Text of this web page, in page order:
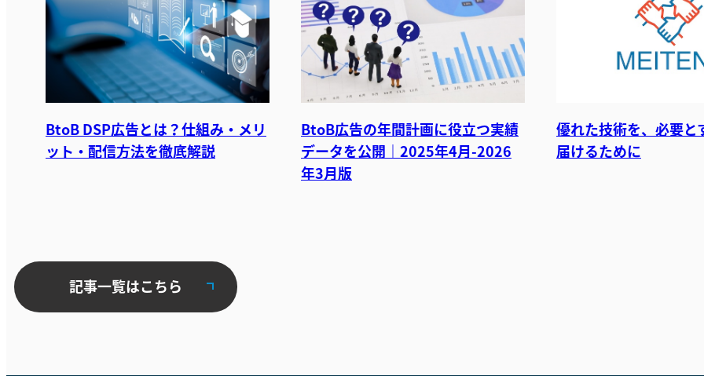
BtoB DSP広告とは？仕組み・メリ
ット・配信方法を徹底解説
BtoB広告の年間計画に役立つ実績
データを公開｜2025年4月-2026
年3月版
優れた技術を、必要と
届けるために
記事一覧はこちら